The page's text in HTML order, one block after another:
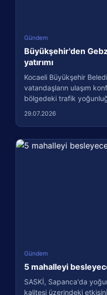
Gündem
Büyükşehir'den
yatırımı
Kocaeli Büyükşehir
vatandaşların ulaşım
bölgedeki trafik
29.07.2026
Gündem
5 mahalleyi
SASKİ, Sapanca'da
kalitesi üzerindeki